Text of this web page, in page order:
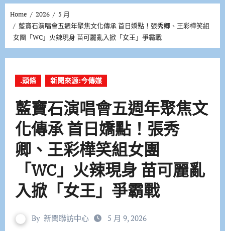
Home 2026
5 月
藍寶石演唱會五週年聚焦文化傳承 首日嬌點！張秀卿、王彩樺笑組
女團「WC」火辣現身 苗可麗亂入掀「女王」爭霸戰
.頭條 新聞來源:今傳媒
藍寶石演唱會五週年聚焦文
化傳承 首日嬌點！張秀
卿、王彩樺笑組女團
「WC」火辣現身 苗可麗亂
入掀「女王」爭霸戰
By 新聞聯訪中心 5 月 9, 2026